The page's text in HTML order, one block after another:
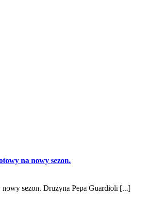
na nowy sezon.
sezon. Drużyna Pepa Guardioli [...]